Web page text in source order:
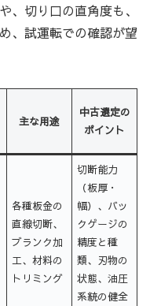
、切り口の直角度も、
、試運転での確認が望
主な用途
中古選定の
ポイント
各種板金の
直線切断、
ブランク加
工、材料の
トリミング
切断能力
（板厚・
幅）、バッ
クゲージの
精度と種
類、刃物の
状態、油圧
系統の健全